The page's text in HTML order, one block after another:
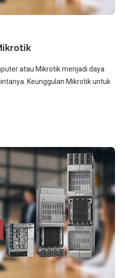
atau Mikrotik menjadi daya
Keunggulan Mikrotik untuk